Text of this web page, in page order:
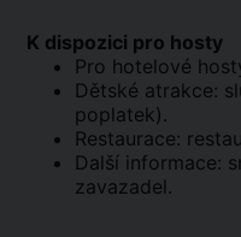
K dispozici pro hosty
Pro hotelové
Dětské atrakce:
poplatek).
Restaurace:
Další informace:
zavazadel.